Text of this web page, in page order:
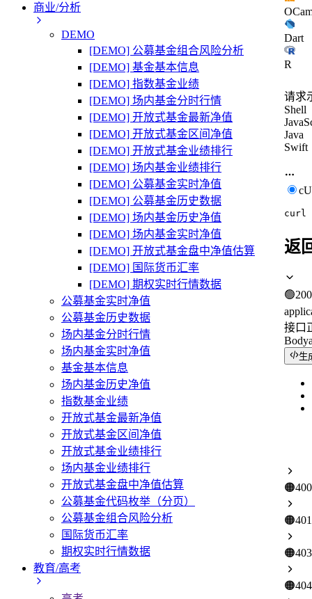
商业/分析
DEMO
[DEMO] 公募基金组合风险分析
[DEMO] 基金基本信息
[DEMO] 指数基金业绩
[DEMO] 场内基金分时行情
[DEMO] 开放式基金最新净值
[DEMO] 开放式基金区间净值
[DEMO] 开放式基金业绩排行
[DEMO] 场内基金业绩排行
[DEMO] 公募基金实时净值
[DEMO] 公募基金历史数据
[DEMO] 场内基金历史净值
[DEMO] 场内基金实时净值
[DEMO] 开放式基金盘中净值估算
[DEMO] 国际货币汇率
[DEMO] 期权实时行情数据
公募基金实时净值
公募基金历史数据
场内基金分时行情
场内基金实时净值
基金基本信息
场内基金历史净值
指数基金业绩
开放式基金最新净值
开放式基金区间净值
开放式基金业绩排行
场内基金业绩排行
开放式基金盘中净值估算
公募基金代码枚举（分页）
公募基金组合风险分析
国际货币汇率
期权实时行情数据
教育/高考
Dart
R
请求
Shell
Java
Swift
curl
返
🟢200
接口
Body
生
🟠400
🟠401
🟠403
🟠404